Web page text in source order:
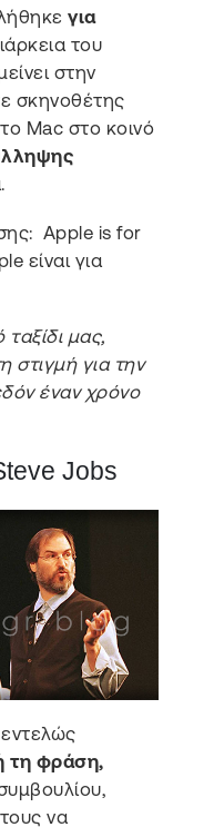
για
του
στην
σκηνοθέτης
Mac στο κοινό
Apple is for
είναι για
μας,
στιγμή για την
έναν χρόνο
Jobs
τη φράση,
να